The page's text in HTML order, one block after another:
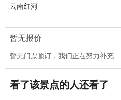
云南红河
暂无报价
暂无门票预订，我们正在努力补充
看了该景点的人还看了